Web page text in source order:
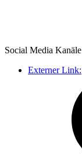
Social Media Kanäle
Externer Link: